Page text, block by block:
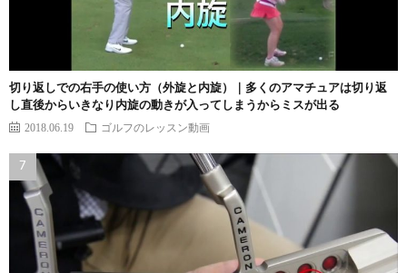
切り返しでの右手の使い方（外旋と内旋）｜多くのアマチュアは切り返
し直後からいきなり内旋の動きが入ってしまうからミスが出る
2018.06.19 ゴルフのレッスン動画